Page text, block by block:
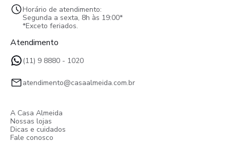
Horário de atendimento:
Segunda a sexta, 8h às 19:00*
*Exceto feriados.
Atendimento
(11) 9 8880 - 1020
atendimento@casaalmeida.com.br
A Casa Almeida
Nossas lojas
Dicas e cuidados
Fale conosco